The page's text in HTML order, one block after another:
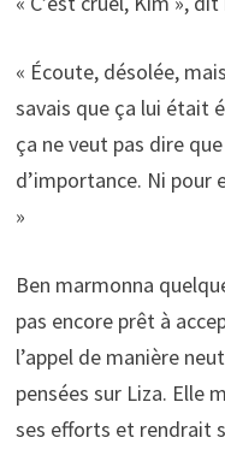
« Écoute, désolée,
savais que ça lui était
ça ne veut pas dire
d’importance. Ni pour
»
Ben marmonna
pas encore prêt à
l’appel de manière
pensées sur Liza. Elle
ses efforts et rendrait